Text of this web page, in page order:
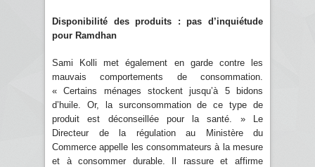
Disponibilité des produits : pas d’inquiétude
pour Ramdhan
Sami Kolli met également en garde contre les
mauvais comportements de consommation.
« Certains ménages stockent jusqu’à 5 bidons
d’huile. Or, la surconsommation de ce type de
produit est déconseillée pour la santé. » Le
Directeur de la régulation au Ministère du
Commerce appelle les consommateurs à la mesure
et à consommer durable. Il rassure et affirme